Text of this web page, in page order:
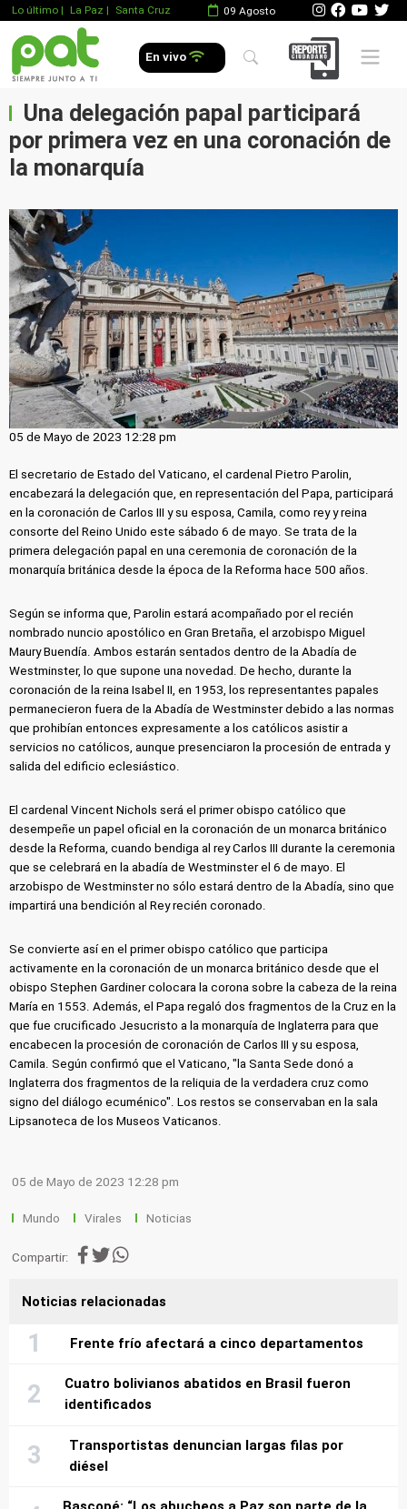
Lo último | La Paz | Santa Cruz 09 Agosto
En vivo Mobile
Una delegación papal participará
por primera vez en una coronación de
la monarquía
05 de Mayo de 2023 12:28 pm
El secretario de Estado del Vaticano, el cardenal Pietro Parolin,
encabezará la delegación que, en representación del Papa, participará
en la coronación de Carlos III y su esposa, Camila, como rey y reina
consorte del Reino Unido este sábado 6 de mayo. Se trata de la
primera delegación papal en una ceremonia de coronación de la
monarquía británica desde la época de la Reforma hace 500 años.
Según se informa que, Parolin estará acompañado por el recién
nombrado nuncio apostólico en Gran Bretaña, el arzobispo Miguel
Maury Buendía. Ambos estarán sentados dentro de la Abadía de
Westminster, lo que supone una novedad. De hecho, durante la
coronación de la reina Isabel II, en 1953, los representantes papales
permanecieron fuera de la Abadía de Westminster debido a las normas
que prohibían entonces expresamente a los católicos asistir a
servicios no católicos, aunque presenciaron la procesión de entrada y
salida del edificio eclesiástico.
El cardenal Vincent Nichols será el primer obispo católico que
desempeñe un papel oficial en la coronación de un monarca británico
desde la Reforma, cuando bendiga al rey Carlos III durante la ceremonia
que se celebrará en la abadía de Westminster el 6 de mayo. El
arzobispo de Westminster no sólo estará dentro de la Abadía, sino que
impartirá una bendición al Rey recién coronado.
Se convierte así en el primer obispo católico que participa
activamente en la coronación de un monarca británico desde que el
obispo Stephen Gardiner colocara la corona sobre la cabeza de la reina
María en 1553. Además, el Papa regaló dos fragmentos de la Cruz en la
que fue crucificado Jesucristo a la monarquía de Inglaterra para que
encabecen la procesión de coronación de Carlos III y su esposa,
Camila. Según confirmó que el Vaticano, "la Santa Sede donó a
Inglaterra dos fragmentos de la reliquia de la verdadera cruz como
signo del diálogo ecuménico". Los restos se conservaban en la sala
Lipsanoteca de los Museos Vaticanos.
05 de Mayo de 2023 12:28 pm
Mundo Virales Noticias
Compartir:
Noticias relacionadas
Frente frío afectará a cinco departamentos
Cuatro bolivianos abatidos en Brasil fueron
identificados
Transportistas denuncian largas filas por
diésel